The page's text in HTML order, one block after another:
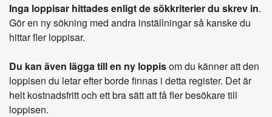
Inga loppisar hittades enligt de sökkriterier du skrev in.
Gör en ny sökning med andra inställningar så kanske du
hittar fler loppisar.
Du kan även lägga till en ny loppisom du känner att den
loppisen du letar efter borde finnas i detta register. Det är
helt kostnadsfritt och ett bra sätt att få fler besökare till
loppisen.